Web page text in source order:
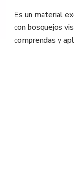
Es un material
con bosquejos
comprendas y